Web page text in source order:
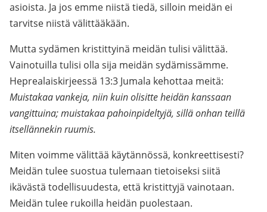
asioista. Ja jos emme niistä tiedä, silloin meidän ei
tarvitse niistä välittääkään.
Mutta sydämen kristittyinä meidän tulisi välittää.
Vainotuilla tulisi olla sija meidän sydämissämme.
Heprealaiskirjeessä 13:3 Jumala kehottaa meitä:
Muistakaa vankeja, niin kuin olisitte heidän kanssaan
vangittuina; muistakaa pahoinpideltyjä, sillä onhan teillä
itsellännekin ruumis.
Miten voimme välittää käytännössä, konkreettisesti?
Meidän tulee suostua tulemaan tietoiseksi siitä
ikävästä todellisuudesta, että kristittyjä vainotaan.
Meidän tulee rukoilla heidän puolestaan.